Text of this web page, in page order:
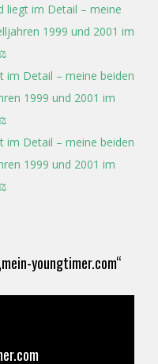
liegt im Detail – meine
1999 und 2001 im
im Detail – meine beiden
1999 und 2001 im
im Detail – meine beiden
1999 und 2001 im
youngtimer.com“